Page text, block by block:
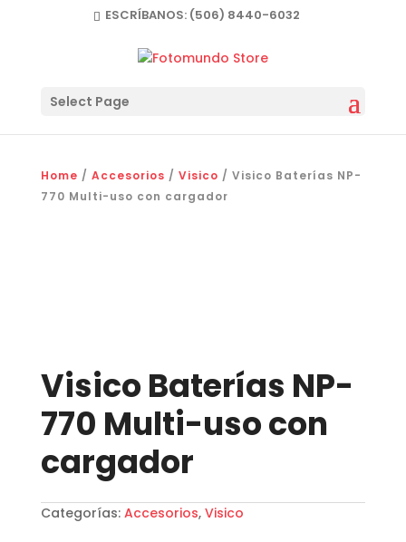
ESCRÍBANOS: (506) 8440-6032
Select Page
Home / Accesorios / Visico / Visico Baterías NP-
770 Multi-uso con cargador
Visico Baterías NP-
770 Multi-uso con
cargador
Categorías: Accesorios, Visico